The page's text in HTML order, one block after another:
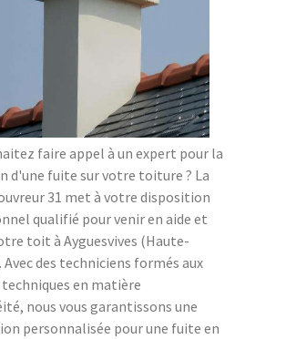
faire appel à un expert pour la
d'une fuite sur votre toiture ? La
31 met à votre disposition
qualifié pour venir en aide et
toit à Ayguesvives (Haute-
Avec des techniciens formés aux
en matière
nous vous garantissons une
personnalisée pour une fuite en